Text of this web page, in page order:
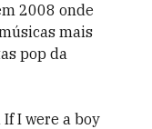
2008 onde
mais
pop da
I were a boy